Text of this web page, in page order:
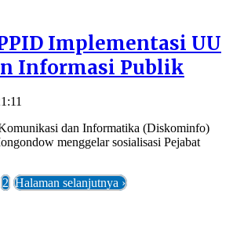
Implementasi UU
Informasi Publik
dan Informatika (Diskominfo)
menggelar sosialisasi Pejabat
2 Halaman selanjutnya ›